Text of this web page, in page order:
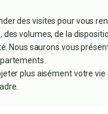
des visites pour vous
volumes, de la
Nous saurons vous
plus aisément votre vie